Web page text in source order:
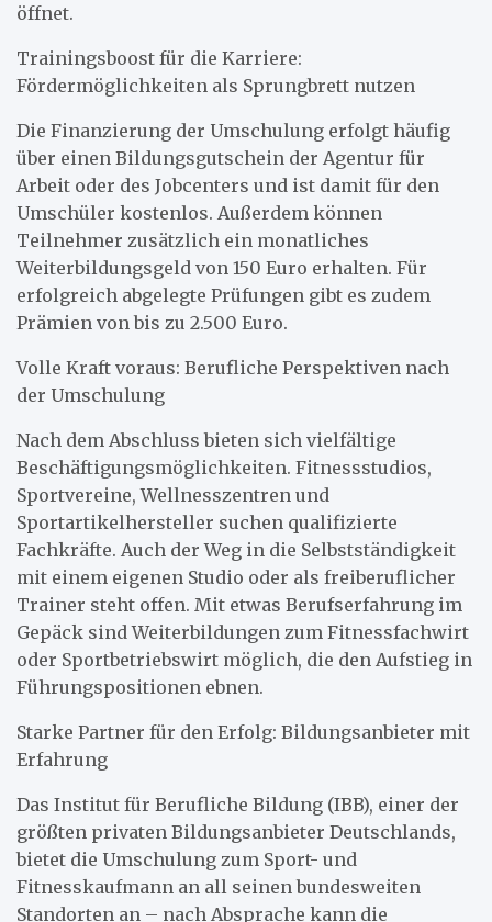
öffnet.
Trainingsboost für die Karriere:
Fördermöglichkeiten als Sprungbrett nutzen
Die Finanzierung der Umschulung erfolgt häufig
über einen Bildungsgutschein der Agentur für
Arbeit oder des Jobcenters und ist damit für den
Umschüler kostenlos. Außerdem können
Teilnehmer zusätzlich ein monatliches
Weiterbildungsgeld von 150 Euro erhalten. Für
erfolgreich abgelegte Prüfungen gibt es zudem
Prämien von bis zu 2.500 Euro.
Volle Kraft voraus: Berufliche Perspektiven nach
der Umschulung
Nach dem Abschluss bieten sich vielfältige
Beschäftigungsmöglichkeiten. Fitnessstudios,
Sportvereine, Wellnesszentren und
Sportartikelhersteller suchen qualifizierte
Fachkräfte. Auch der Weg in die Selbstständigkeit
mit einem eigenen Studio oder als freiberuflicher
Trainer steht offen. Mit etwas Berufserfahrung im
Gepäck sind Weiterbildungen zum Fitnessfachwirt
oder Sportbetriebswirt möglich, die den Aufstieg in
Führungspositionen ebnen.
Starke Partner für den Erfolg: Bildungsanbieter mit
Erfahrung
Das Institut für Berufliche Bildung (IBB), einer der
größten privaten Bildungsanbieter Deutschlands,
bietet die Umschulung zum Sport- und
Fitnesskaufmann an all seinen bundesweiten
Standorten an – nach Absprache kann die